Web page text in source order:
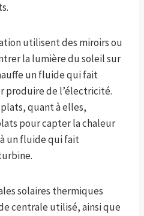
utilisent des miroirs ou
la lumière du soleil sur
un fluide qui fait
produire de l’électricité.
quant à elles,
pour capter la chaleur
un fluide qui fait
solaires thermiques
centrale utilisé, ainsi que